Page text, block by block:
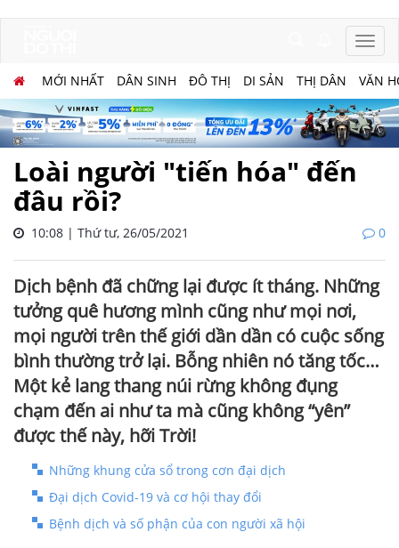
MỚI NHẤT DÂN SINH ĐÔ THỊ DI SẢN THỊ DÂN VĂN
Loài người "tiến hóa" đến
đâu rồi?
10:08 | Thứ tư, 26/05/2021 0
Dịch bệnh đã chững lại được ít tháng. Những
tưởng quê hương mình cũng như mọi nơi,
mọi người trên thế giới dần dần có cuộc sống
bình thường trở lại. Bỗng nhiên nó tăng tốc…
Một kẻ lang thang núi rừng không đụng
chạm đến ai như ta mà cũng không “yên”
được thế này, hỡi Trời!
Những khung cửa sổ trong cơn đại dịch
Đại dịch Covid-19 và cơ hội thay đổi
Bệnh dịch và số phận của con người xã hội